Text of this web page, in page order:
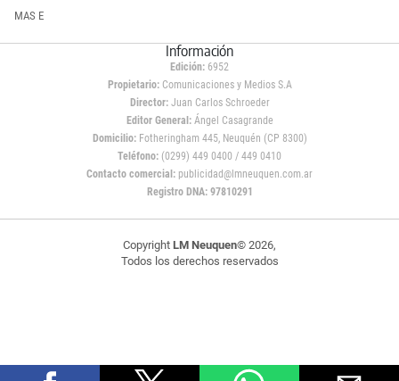
MAS E
Información
Edición: 6952
Propietario:Comunicaciones y Medios S.A
Director: Juan Carlos Schroeder
Editor General:Ángel Casagrande
Domicilio:Fotheringham 445, Neuquén (CP 8300)
Teléfono: (0299) 449 0400 / 449 0410
Contacto comercial: publicidad@lmneuquen.com.ar
Registro DNA: 97810291
Copyright LM Neuquen© 2026,
Todos los derechos reservados